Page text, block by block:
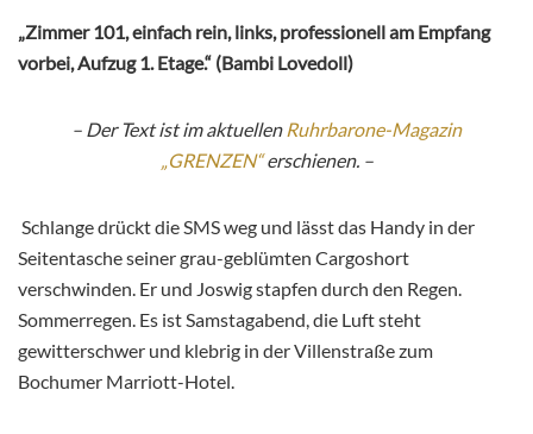
„Zimmer 101, einfach rein, links, professionell am Empfang
vorbei, Aufzug 1. Etage.“ (Bambi Lovedoll)
– Der Text ist im aktuellen Ruhrbarone-Magazin
„GRENZEN“erschienen. –
Schlange drückt die SMS weg und lässt das Handy in der
Seitentasche seiner grau-geblümten Cargoshort
verschwinden. Er und Joswig stapfen durch den Regen.
Sommerregen. Es ist Samstagabend, die Luft steht
gewitterschwer und klebrig in der Villenstraße zum
Bochumer Marriott-Hotel.